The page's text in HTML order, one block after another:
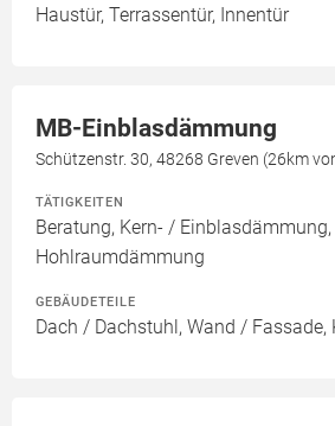
Haustür, Terrassentür, Innentür
MB-Einblasdämmung
Schützenstr. 30, 48268 Greven (26km
TÄTIGKEITEN
Beratung, Kern- /
Hohlraumdämmung
GEBÄUDETEILE
Dach / Dachstuhl, Wand / Fassade,